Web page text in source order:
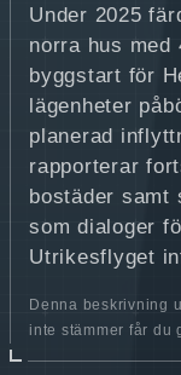
Under 2025
norra hus med
byggstart för
lägenheter
planerad
rapporterar
bostäder
som dialoger
Utrikesflyget
Denna beskrivning
inte stämmer får du